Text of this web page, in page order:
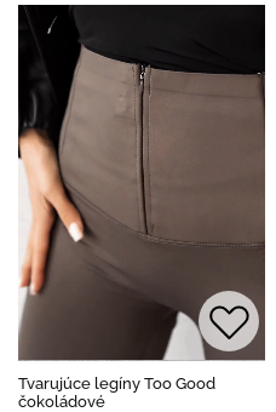
Tvarujúce legíny Too Good
čokoládové